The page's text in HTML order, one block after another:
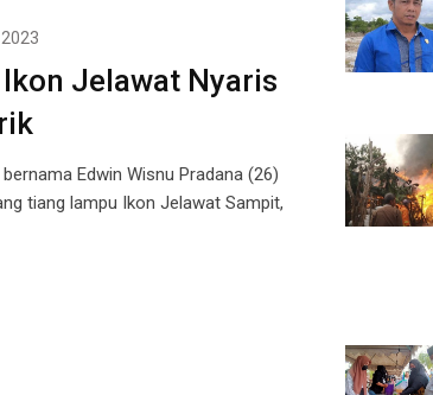
Jelawat Nyaris
Edwin Wisnu Pradana (26)
tiang lampu Ikon Jelawat Sampit,